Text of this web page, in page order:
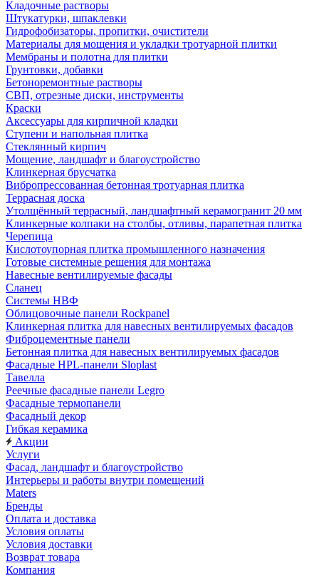
Кладочные растворы
Штукатурки, шпаклевки
Гидрофобизаторы, пропитки, очистители
Материалы для мощения и укладки тротуарной плитки
Мембраны и полотна для плитки
Грунтовки, добавки
Бетоноремонтные растворы
СВП, отрезные диски, инструменты
Краски
Аксессуары для кирпичной кладки
Ступени и напольная плитка
Cтеклянный кирпич
Мощение, ландшафт и благоустройство
Клинкерная брусчатка
Вибропрессованная бетонная тротуарная плитка
Террасная доска
Утолщённый террасный, ландшафтный керамогранит 20 мм
Клинкерные колпаки на столбы, отливы, парапетная плитка
Черепица
Кислотоупорная плитка промышленного назначения
Готовые системные решения для монтажа
Навесные вентилируемые фасады
Сланец
Системы НВФ
Облицовочные панели Rockpanel
Клинкерная плитка для навесных вентилируемых фасадов
Фиброцементные панели
Бетонная плитка для навесных вентилируемых фасадов
Фасадные HPL-панели Sloplast
Тавелла
Реечные фасадные панели Legro
Фасадные термопанели
Фасадный декор
Гибкая керамика
Акции
Услуги
Фасад, ландшафт и благоустройство
Интерьеры и работы внутри помещений
Maters
Бренды
Оплата и доставка
Условия оплаты
Условия доставки
Возврат товара
Компания